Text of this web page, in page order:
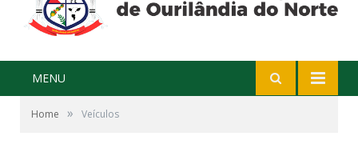
MENU
Home » Veículos